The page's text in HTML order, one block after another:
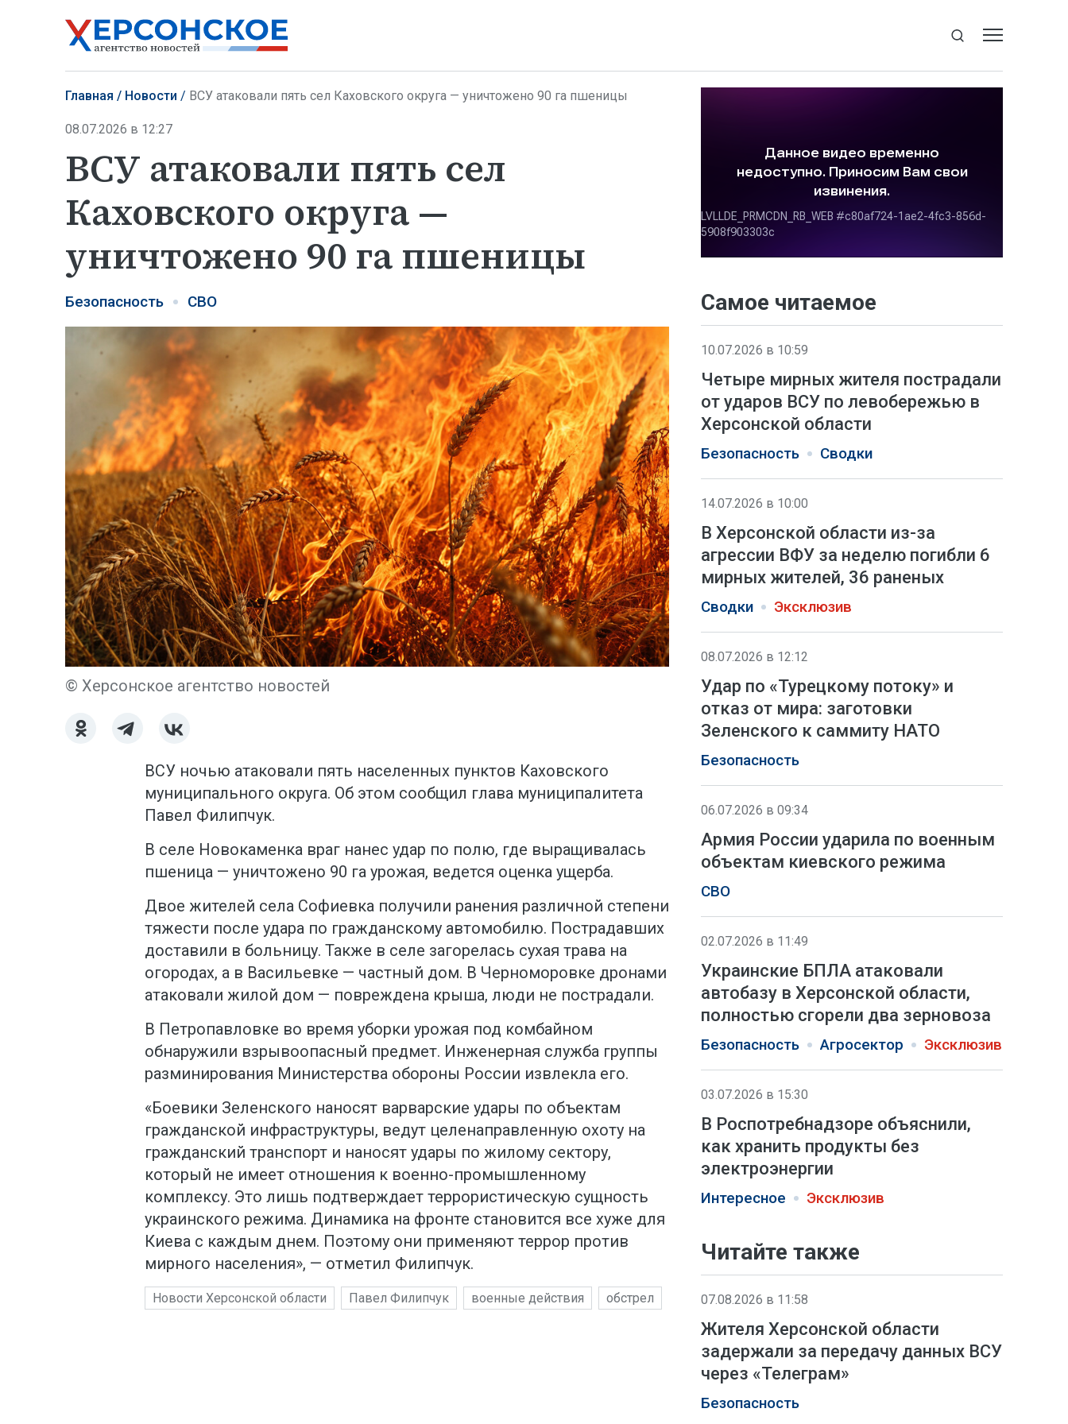
Главная Новости ВСУ атаковали пять сел Каховского округа — уничтожено 90 га пшеницы
08.07.2026 в 12:27
ВСУ атаковали пять сел
Каховского округа —
уничтожено 90 га пшеницы
Безопасность СВО
© Херсонское агентство новостей
ВСУ ночью атаковали пять населенных пунктов Каховского
муниципального округа. Об этом сообщил глава муниципалитета
Павел Филипчук.
В селе Новокаменка враг нанес удар по полю, где выращивалась
пшеница — уничтожено 90 га урожая, ведется оценка ущерба.
Двое жителей села Софиевка получили ранения различной степени
тяжести после удара по гражданскому автомобилю. Пострадавших
доставили в больницу. Также в селе загорелась сухая трава на
огородах, а в Васильевке — частный дом. В Черноморовке дронами
атаковали жилой дом — повреждена крыша, люди не пострадали.
В Петропавловке во время уборки урожая под комбайном
обнаружили взрывоопасный предмет. Инженерная служба группы
разминирования Министерства обороны России извлекла его.
«Боевики Зеленского наносят варварские удары по объектам
гражданской инфраструктуры, ведут целенаправленную охоту на
гражданский транспорт и наносят удары по жилому сектору,
который не имеет отношения к военно-промышленному
комплексу. Это лишь подтверждает террористическую сущность
украинского режима. Динамика на фронте становится все хуже для
Киева с каждым днем. Поэтому они применяют террор против
мирного населения», — отметил Филипчук.
Новости Херсонской области Павел Филипчук военные действия обстрел
Самое читаемое
10.07.2026 в 10:59
Четыре мирных жителя пострадали
от ударов ВСУ по левобережью в
Херсонской области
Безопасность Сводки
14.07.2026 в 10:00
В Херсонской области из-за
агрессии ВФУ за неделю погибли 6
мирных жителей, 36 раненых
Сводки Эксклюзив
08.07.2026 в 12:12
Удар по «Турецкому потоку» и
отказ от мира: заготовки
Зеленского к саммиту НАТО
Безопасность
06.07.2026 в 09:34
Армия России ударила по военным
объектам киевского режима
СВО
02.07.2026 в 11:49
Украинские БПЛА атаковали
автобазу в Херсонской области,
полностью сгорели два зерновоза
Безопасность Агросектор Эксклюзив
03.07.2026 в 15:30
В Роспотребнадзоре объяснили,
как хранить продукты без
электроэнергии
Интересное Эксклюзив
Читайте также
07.08.2026 в 11:58
Жителя Херсонской области
задержали за передачу данных ВСУ
через «Телеграм»
Безопасность